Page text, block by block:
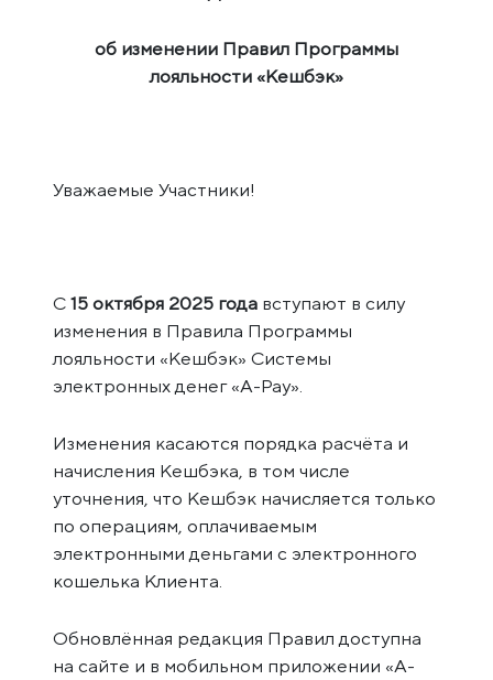
об изменении Правил Программы
лояльности «Кешбэк»
Уважаемые Участники!
С15 октября 2025 года вступают в силу
изменения в Правила Программы
лояльности «Кешбэк» Системы
электронных денег «A-Pay».
Изменения касаются порядка расчёта и
начисления Кешбэка, в том числе
уточнения, что Кешбэк начисляется только
по операциям, оплачиваемым
электронными деньгами с электронного
кошелька Клиента.
Обновлённая редакция Правил доступна
на сайте и в мобильном приложении «A-